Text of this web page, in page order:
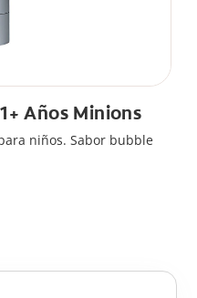
Años Minions
niños. Sabor bubble